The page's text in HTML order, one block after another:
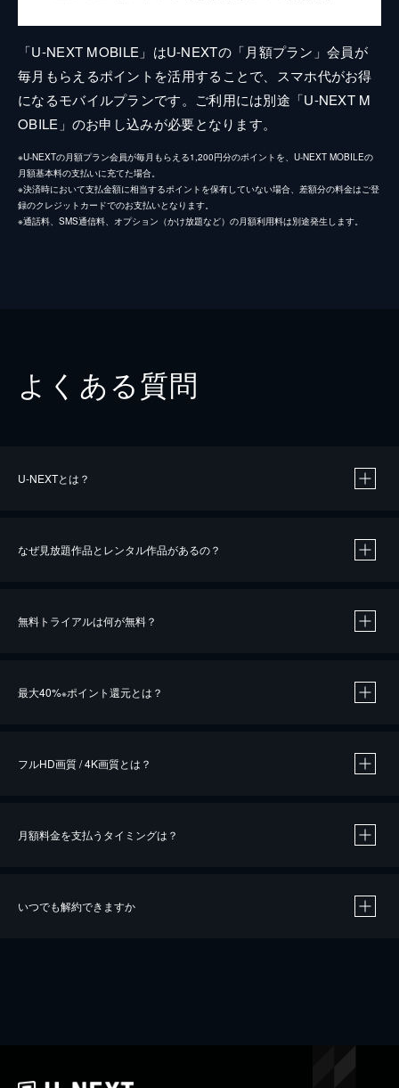
「U-NEXT MOBILE」はU-NEXTの「月額プラン」会員が
毎月もらえるポイントを活用することで、スマホ代がお得
になるモバイルプランです。ご利用には別途「U-NEXT M
OBILE」のお申し込みが必要となります。
※U-NEXTの月額プラン会員が毎月もらえる1,200円分のポイントを、U-NEXT MOBILEの
月額基本料の支払いに充てた場合。
※決済時において支払金額に相当するポイントを保有していない場合、差額分の料金はご登
録のクレジットカードでのお支払いとなります。
※通話料、SMS通信料、オプション（かけ放題など）の月額利用料は別途発生します。
よくある質問
U-NEXTとは？
なぜ見放題作品とレンタル作品があるの？
無料トライアルは何が無料？
最大40%※ポイント還元とは？
※40％ポイント還元の対象は、クレジットカード決済による作品の購入 / レンタルです。
iOSアプリのUコイン決済による作品の購入 / レンタルは、20％のポイント還元です。
フルHD画質 / 4K画質とは？
月額料金を支払うタイミングは？
いつでも解約できますか